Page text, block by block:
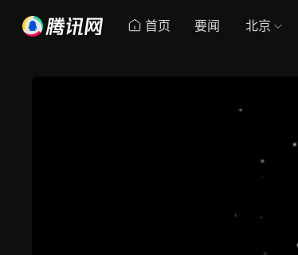
首页 要闻 北京